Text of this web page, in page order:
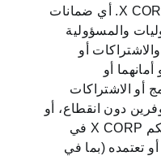
سياق التعامل أو الأداء. لا تقدم X CORP. أي ضمانات
والمسؤولية
والاشتراكات أو
أمانهما أو
البرنامج أو الاشتراكات
دون انقطاع، أو
بصورة آمنة، أو دون أخطاء. لا تتحكم X CORP في
تعتمده (بما في